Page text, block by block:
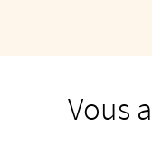
Vous